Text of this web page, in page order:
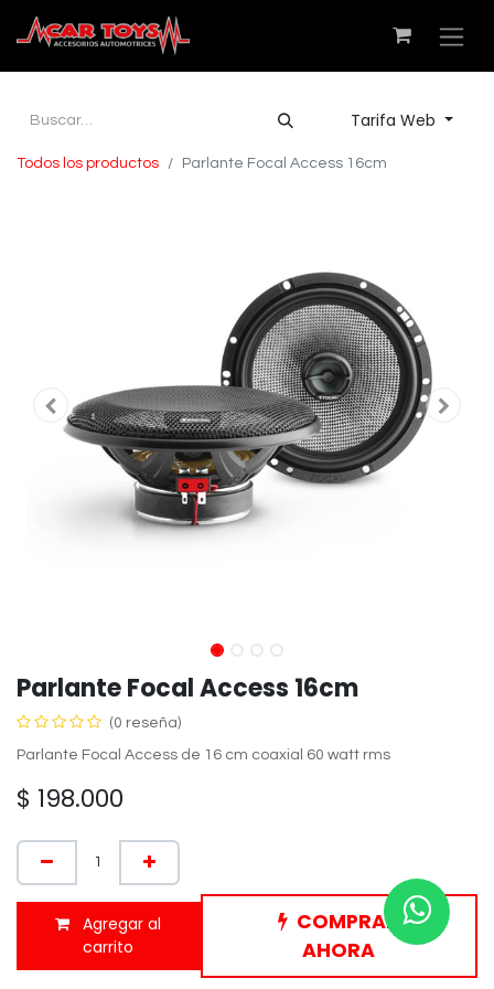
Tarifa Web
Todos los productos Parlante Focal Access 16cm
Parlante Focal Access 16cm
(0 reseña)
Parlante Focal Access de 16 cm coaxial 60 watt rms
$ 198.000
Agregar al
carrito
COMPRAR
AHORA